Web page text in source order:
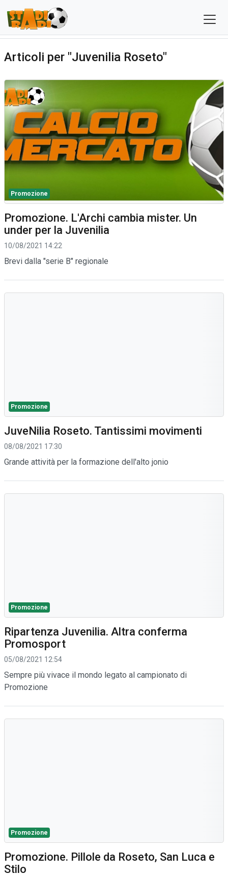
Articoli per "Juvenilia Roseto"
Promozione
Promozione. L'Archi cambia mister. Un
under per la Juvenilia
10/08/2021 14:22
Brevi dalla "serie B" regionale
Promozione
JuveNilia Roseto. Tantissimi movimenti
08/08/2021 17:30
Grande attività per la formazione dell'alto jonio
Promozione
Ripartenza Juvenilia. Altra conferma
Promosport
05/08/2021 12:54
Sempre più vivace il mondo legato al campionato di
Promozione
Promozione
Promozione. Pillole da Roseto, San Luca e
Stilo